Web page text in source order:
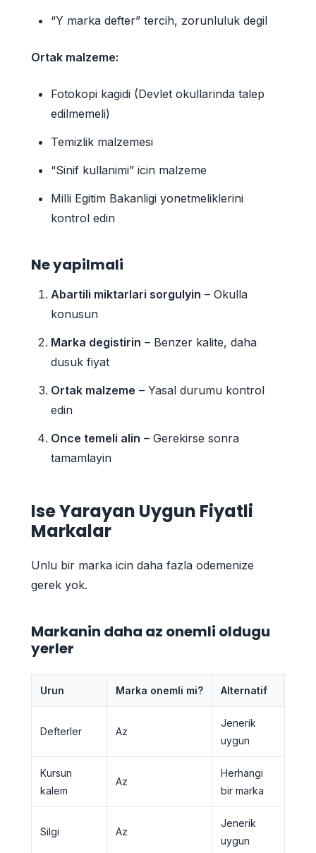
“Y marka defter” tercih, zorunluluk degil
Ortak malzeme:
Fotokopi kagidi (Devlet okullarinda talep
edilmemeli)
Temizlik malzemesi
“Sinif kullanimi” icin malzeme
Milli Egitim Bakanligi yonetmeliklerini
kontrol edin
Ne yapilmali
Abartili miktarlari sorgulyin – Okulla
konusun
Marka degistirin – Benzer kalite, daha
dusuk fiyat
Ortak malzeme – Yasal durumu kontrol
edin
Once temeli alin – Gerekirse sonra
tamamlayin
Ise Yarayan Uygun Fiyatli
Markalar
Unlu bir marka icin daha fazla odemenize
gerek yok.
Markanin daha az onemli oldugu
yerler
Urun Marka onemli mi? Alternatif
Defterler Az
Jenerik
uygun
Kursun
kalem
Az
Herhangi
bir marka
Silgi Az
Jenerik
uygun